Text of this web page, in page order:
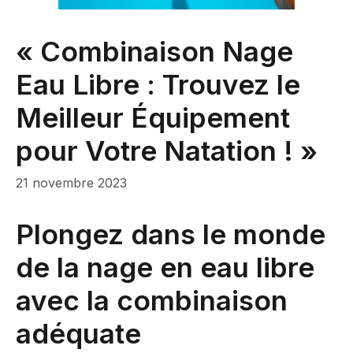
« Combinaison Nage
Eau Libre : Trouvez le
Meilleur Équipement
pour Votre Natation ! »
21 novembre 2023
Plongez dans le monde
de la nage en eau libre
avec la combinaison
adéquate